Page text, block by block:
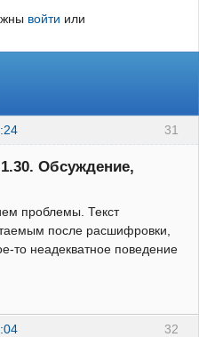
войти или
31
Обсуждение,
проблемы. Текст
после расшифровки,
то неадекватное поведение
32